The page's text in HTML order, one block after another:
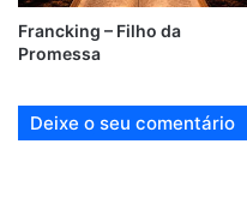
Francking – Filho da
Promessa
Deixe o seu comentário